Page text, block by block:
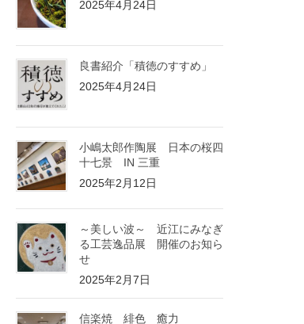
2025年4月24日
良書紹介「積徳のすすめ」
2025年4月24日
小嶋太郎作陶展 日本の桜四
十七景 IN 三重
2025年2月12日
～美しい波～ 近江にみなぎ
る工芸逸品展 開催のお知ら
せ
2025年2月7日
信楽焼 緋色 癒力